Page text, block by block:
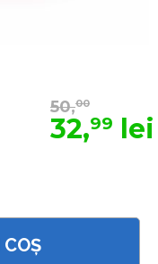
50,00
32,99 lei